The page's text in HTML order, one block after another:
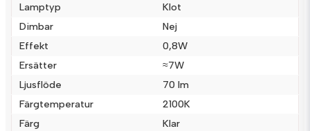
name
email
Mejladress
Lamptyp
Klot
Dimbar
Nej
Effekt
0,8W
Ersätter
≈7W
Ljusflöde
70 lm
Färgtemperatur
2100K
Färg
Klar